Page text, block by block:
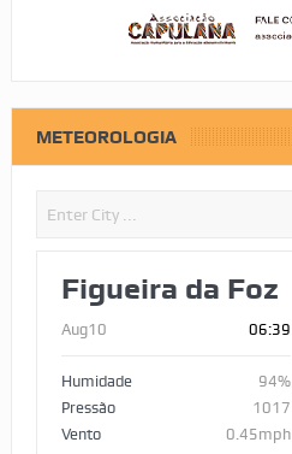
METEOROLOGIA
Figueira da Foz
Aug10 06:39
Humidade
94%
Pressão
1017
Vento
0.45mph